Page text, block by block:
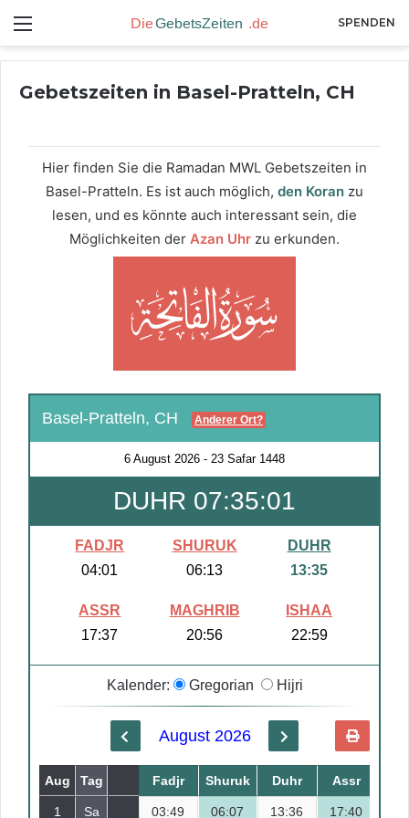
SPENDEN
Gebetszeiten in Basel-Pratteln, CH
Hier finden Sie die Ramadan MWL Gebetszeiten in
Basel-Pratteln. Es ist auch möglich, den Koran zu
lesen, und es könnte auch interessant sein, die
Möglichkeiten der Azan Uhr zu erkunden.
Basel-Pratteln, CH Anderer Ort?
6 August 2026 - 23 Safar 1448
DUHR 07:35:00
FADJR
04:01
SHURUK
06:13
DUHR
13:35
ASSR
17:37
MAGHRIB
20:56
ISHAA
22:59
Kalender: Gregorian Hijri
August 2026
Aug Tag Safar
1 Sa 18
Fadjr Shuruk Duhr Assr
03:49 06:07 13:36 17:40